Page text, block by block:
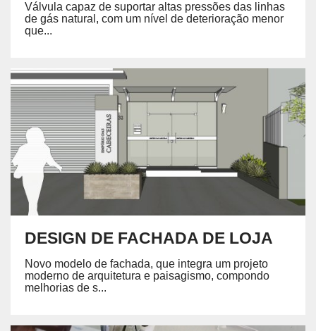
Válvula capaz de suportar altas pressões das linhas
de gás natural, com um nível de deterioração menor
que...
DESIGN DE FACHADA DE LOJA
Novo modelo de fachada, que integra um projeto
moderno de arquitetura e paisagismo, compondo
melhorias de s...